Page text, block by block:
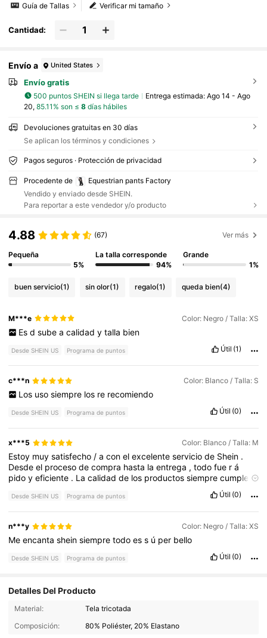
Verificar mi tamaño
Guía de Tallas
Cantidad:
Envío a United States
Envío gratis
500 puntos SHEIN si llega tarde Entrega estimada: Ago 14 - Ago
20, 85.11% son ≤ 8días hábiles
Devoluciones gratuitas en 30 días
Se aplican los términos y condiciones
Pagos seguros · Protección de privacidad
Procedente de
Equestrian pants Factory
Vendido y enviado desde SHEIN.
Para reportar a este vendedor y/o producto
4.88 (67) Ver más
Pequeña
5%
La talla corresponde
94%
Grande
1%
buen servicio(1) sin olor(1) regalo(1) queda bien(4)
M***e Color: Negro / Talla: XS
Es d sube a calidad y talla bien
Desde SHEIN US Programa de puntos Útil (1)
c***n Color: Blanco / Talla: S
Los uso siempre los re recomiendo
Desde SHEIN US Programa de puntos Útil (0)
x***5 Color: Blanco / Talla: M
Estoy muysatisfecho /aconelexcelenteserviciode Shein .
Desdeel procesodecompra hasta laentrega ,todofue rá
pidoyeficiente . Lacalidadde los productossiemprecumple
excepcional
Sinduda, seguirécomprando facilidadyla
confianzaqueofrecen¡Altame!
Desde SHEIN US Programa de puntos Útil (0)
n***y Color: Negro / Talla: XS
Meencantasheinsiempretodoess ú per bello
Desde SHEIN US Programa de puntos Útil (0)
Detalles Del Producto
Material:
Tela tricotada
Composición:
80% Poliéster, 20% Elastano